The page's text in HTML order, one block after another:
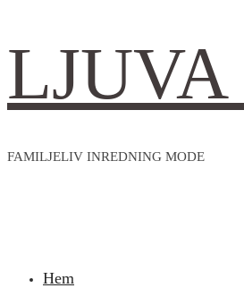
FAMILJELIV INREDNING MODE
Hem